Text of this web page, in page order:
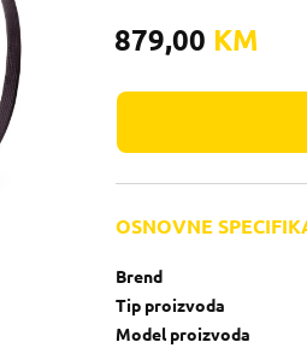
879,00 KM
OSNOVNE
Brend
Tip proizvoda
Model proizvoda